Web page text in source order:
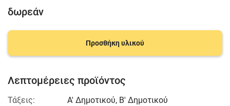
δωρεάν
Προσθήκη υλικού
Λεπτομέρειες προϊόντος
Τάξεις: Α' Δημοτικού, Β' Δημοτικού